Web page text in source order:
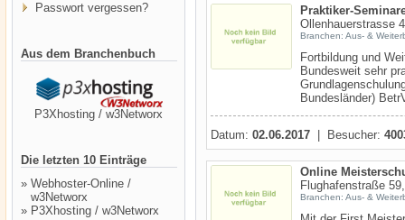
Passwort vergessen?
Aus dem Branchenbuch
P3Xhosting / w3Networx
Die letzten 10 Einträge
» Webhoster-Online /
w3Networx
» P3Xhosting / w3Networx
Praktiker-
Ollenhauerstrasse
Branchen: Aus- &
Fortbildung und
Bundesweit sehr
Bundesländer)
Datum: 02.06.2017 | Besucher:
Online
Flughafenstraße
Branchen: Aus- &